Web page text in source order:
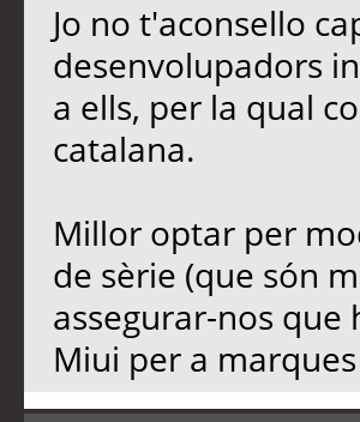
Jo no t'aconsello
desenvolupadors
a ells, per la qual
catalana.
Millor optar per
de sèrie (que són
assegurar-nos que
Miui per a